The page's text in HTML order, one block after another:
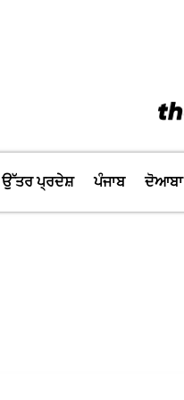
ਉੱਤਰ ਪ੍ਰਦੇਸ਼ ਪੰਜਾਬ ਦੋਆਬਾ